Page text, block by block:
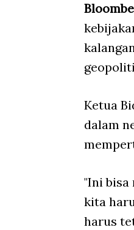
Ketua
dalam
"Ini bisa
kita
harus